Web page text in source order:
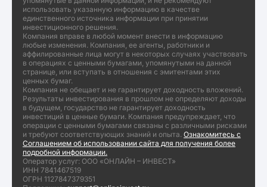
использовать указанную информацию в качестве
единственного источника информации при принятии
инвестиционного решения.
Компания вправе в любой момент внести в информацию
любые изменения. Компания, ее агенты, работники и
аффилированные лица могут в некоторых случаях участвовать
в операциях с ценными бумагами, упомянутыми на данной
странице, или вступать в отношения с эмитентами этих
ценных бумаг.
Компания не обещает и не гарантирует доходность вложений.
Результаты инвестирования в прошлом не определяют доходы
в будущем, государство не гарантирует доходность
инвестиций в ценные бумаги. Компания предупреждает, что
операции с ценными бумагами связаны с различными рисками
и требуют соответствующих знаний и опыта. Ознакомитесь с
Соглашением об использовании сайта для получения более
подробной информации.
Оператор услуг: ООО «ОНЛАЙН – ИНВЕСТ»
ИНН 7841467519
ОГРН 1127847379351